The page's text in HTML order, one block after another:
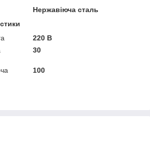
Нержавіюча сталь
220 В
30
100